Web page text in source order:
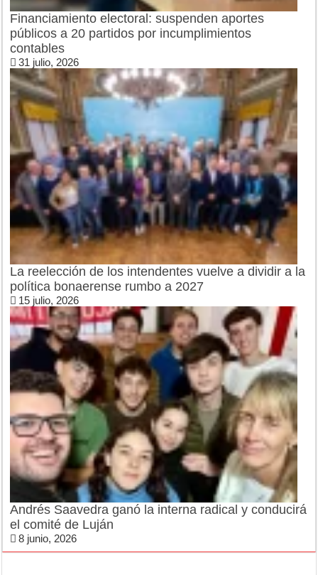
Financiamiento electoral: suspenden aportes
públicos a 20 partidos por incumplimientos
contables
31 julio, 2026
La reelección de los intendentes vuelve a dividir a la
política bonaerense rumbo a 2027
15 julio, 2026
Andrés Saavedra ganó la interna radical y conducirá
el comité de Luján
8 junio, 2026